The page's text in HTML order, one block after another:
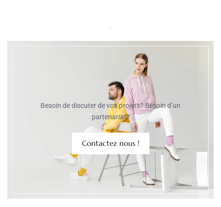
Besoin de discuter de vos projets? Besoin d’un
partenariat?
Contactez nous !